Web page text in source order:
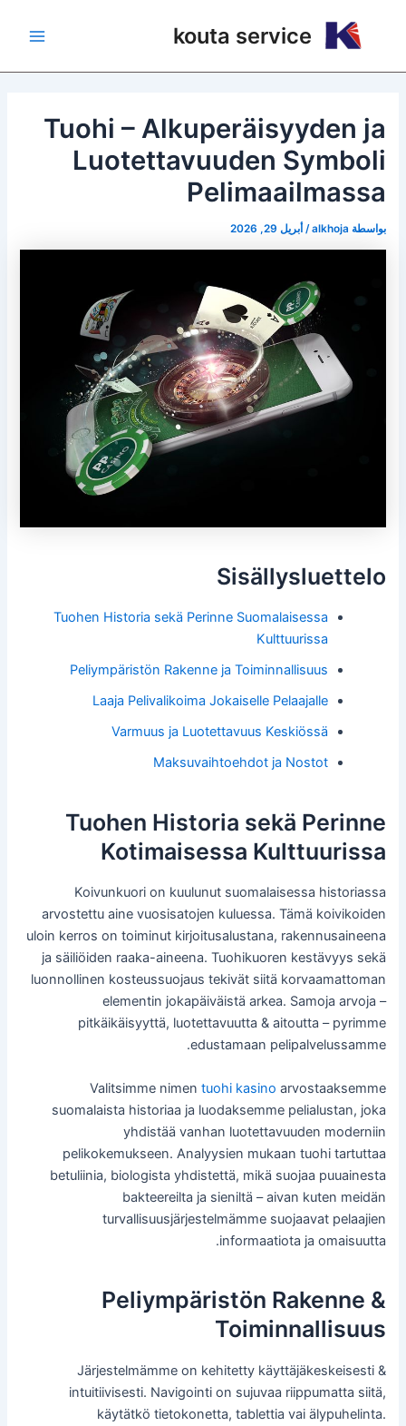
المحتوى
kouta service
Tuohi – Alkuperäisyyden ja
Luotettavuuden Symboli
Pelimaailmassa
بواسطة alkhoja
/أبريل 29, 2026
Sisällysluettelo
Tuohen Historia sekä Perinne Suomalaisessa
Kulttuurissa
Peliympäristön Rakenne ja Toiminnallisuus
Laaja Pelivalikoima Jokaiselle Pelaajalle
Varmuus ja Luotettavuus Keskiössä
Maksuvaihtoehdot ja Nostot
Tuohen Historia sekä Perinne
Kotimaisessa Kulttuurissa
Koivunkuori on kuulunut suomalaisessa historiassa
arvostettu aine vuosisatojen kuluessa. Tämä koivikoiden
uloin kerros on toiminut kirjoitusalustana, rakennusaineena
ja säiliöiden raaka-aineena. Tuohikuoren kestävyys sekä
luonnollinen kosteussuojaus tekivät siitä korvaamattoman
elementin jokapäiväistä arkea. Samoja arvoja –
pitkäikäisyyttä, luotettavuutta & aitoutta – pyrimme
edustamaan pelipalvelussamme.
Valitsimme nimen tuohi kasino arvostaaksemme
suomalaista historiaa ja luodaksemme pelialustan, joka
yhdistää vanhan luotettavuuden moderniin
pelikokemukseen. Analyysien mukaan tuohi tartuttaa
betuliinia, biologista yhdistettä, mikä suojaa puuainesta
bakteereilta ja sieniltä – aivan kuten meidän
turvallisuusjärjestelmämme suojaavat pelaajien
informaatiota ja omaisuutta.
Peliympäristön Rakenne &
Toiminnallisuus
Järjestelmämme on kehitetty käyttäjäkeskeisesti &
intuitiivisesti. Navigointi on sujuvaa riippumatta siitä,
käytätkö tietokonetta, tablettia vai älypuhelinta.
navigation